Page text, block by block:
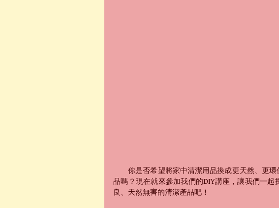
你是否希望將家中清潔用品換成更天然、更環
品嗎？現在就來參加我們的DIY講座，讓我們一
良、天然無害的清潔產品吧！